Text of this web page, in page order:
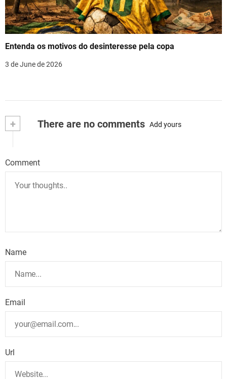
Entenda os motivos do desinteresse pela copa
3 de June de 2026
+ There are no comments Add yours
Comment
Name
Email
Url